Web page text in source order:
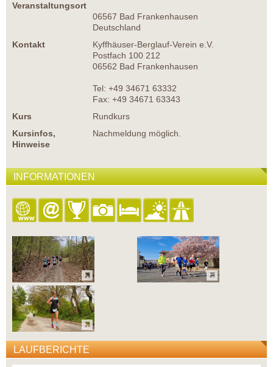
Veranstaltungsort
06567 Bad Frankenhausen
Deutschland
Kontakt
Kyffhäuser-Berglauf-Verein e.V.
Postfach 100 212
06562 Bad Frankenhausen
Tel: +49 34671 63332
Fax: +49 34671 63343
Kurs
Rundkurs
Kursinfos,
Hinweise
Nachmeldung möglich.
INFORMATIONEN
LAUFBERICHTE